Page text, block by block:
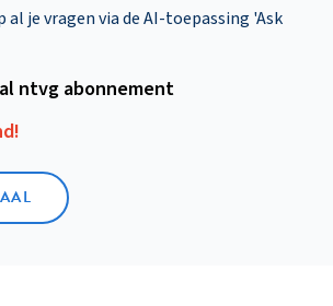
je vragen via de AI-toepassing 'Ask
ntvg abonnement